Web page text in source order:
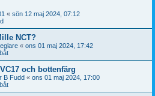
« sön 12 maj 2024, 07:12
NCT?
« ons 01 maj 2024, 17:42
och bottenfärg
B Fudd « ons 01 maj 2024, 17:00